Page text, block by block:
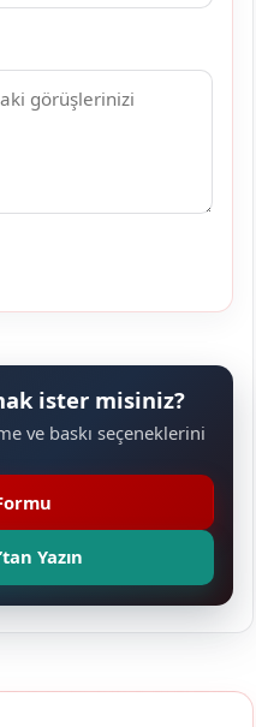
ister misiniz?
ve baskı seçeneklerini
Yazın